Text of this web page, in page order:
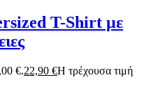
T-Shirt με
€.22,90 €Η τρέχουσα τιμή